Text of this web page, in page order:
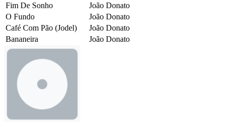
Fim De Sonho
João Donato
O Fundo
João Donato
Café Com Pão (Jodel)
João Donato
Bananeira
João Donato